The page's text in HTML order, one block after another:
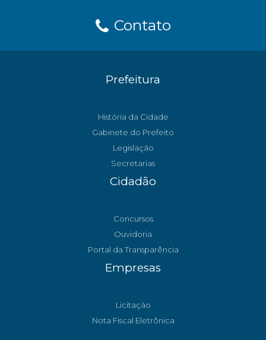
Contato
Prefeitura
História da Cidade
Gabinete do Prefeito
Legislação
Secretarias
Cidadão
Concursos
Ouvidoria
Portal da Transparência
Empresas
Licitação
Nota Fiscal Eletrônica